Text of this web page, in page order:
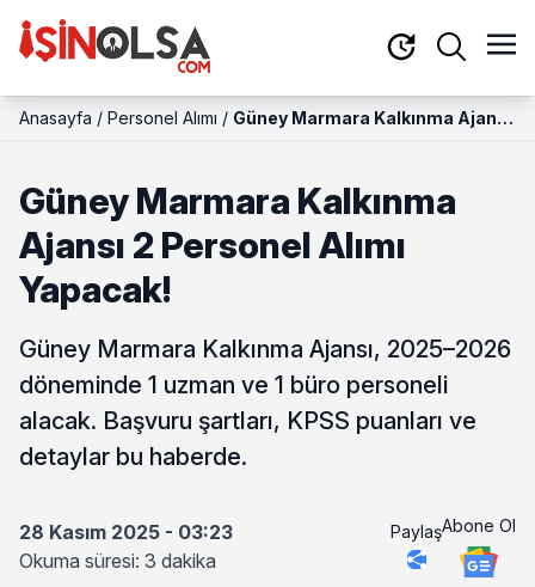
Anasayfa / Personel Alımı / Güney Marmara Kalkınma Ajansı
Güney Marmara Kalkınma
Ajansı 2 Personel Alımı
Yapacak!
Güney Marmara Kalkınma Ajansı, 2025–2026
döneminde 1 uzman ve 1 büro personeli
alacak. Başvuru şartları, KPSS puanları ve
detaylar bu haberde.
28 Kasım 2025 - 03:23
Okuma süresi: 3 dakika
PaylaşAbone Ol